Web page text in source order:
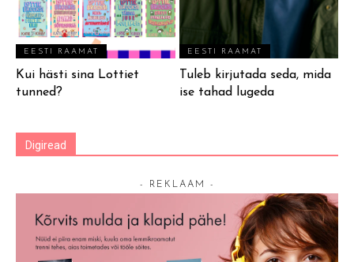
EESTI RAAMAT
Kui hästi sina Lottiet
tunned?
EESTI RAAMAT
Tuleb kirjutada seda, mida
ise tahad lugeda
Digiread
- REKLAAM -